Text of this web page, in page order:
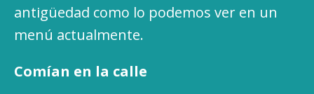
antigüedad como lo podemos ver en un
menú actualmente.
Comían en la calle